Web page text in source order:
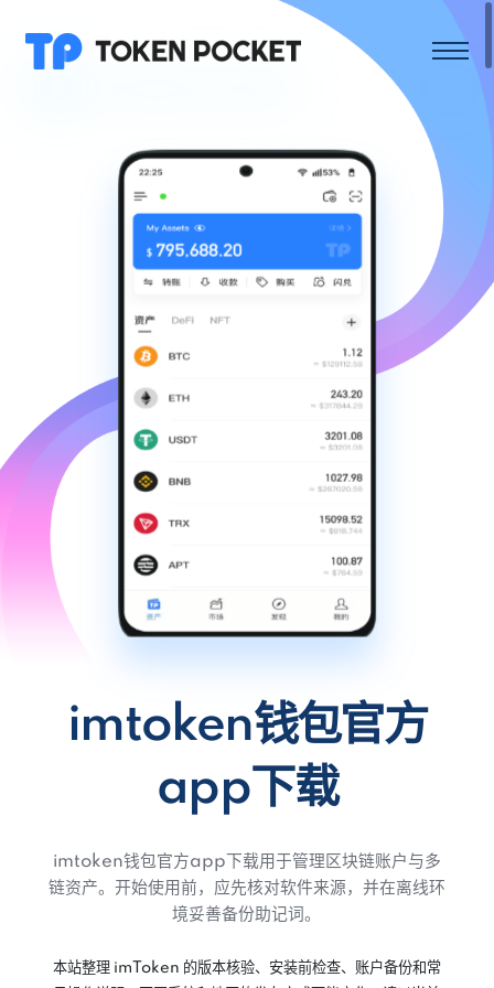
imtoken钱包官方
app下载
imtoken钱包官方app下载用于管理区块链账户与多
链资产。开始使用前，应先核对软件来源，并在离线环
境妥善备份助记词。
本站整理 imToken 的版本核验、安装前检查、账户备份和常